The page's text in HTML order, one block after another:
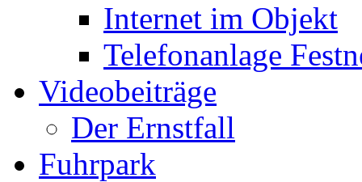
Internet im Objekt
Telefonanlage
Videobeiträge
Der Ernstfall
Fuhrpark